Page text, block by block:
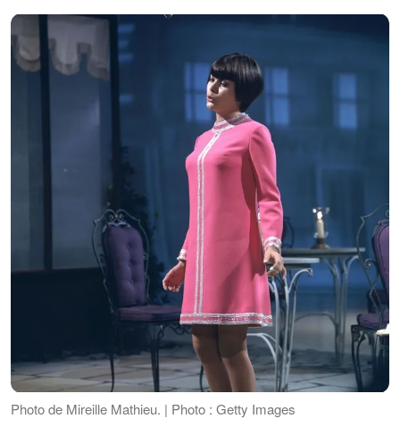
Photo de Mireille Mathieu. | Photo : Getty Images